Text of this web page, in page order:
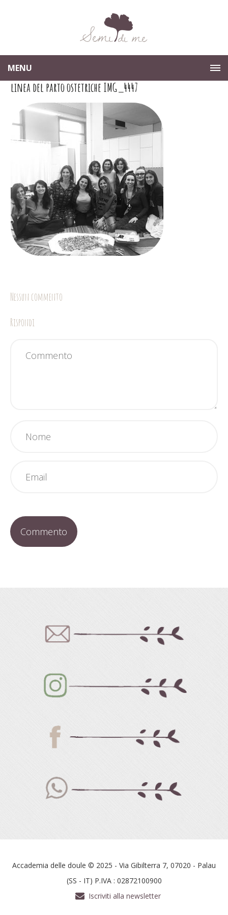
MENU
linea del parto ostetriche IMG_4447
Nessun commento
Rispondi
Accademia delle doule © 2025 - Via Gibilterra 7, 07020 - Palau
(SS - IT) P.IVA : 02872100900
Iscriviti alla newsletter